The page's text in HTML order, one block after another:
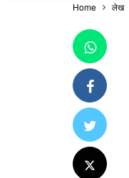
Home लेख